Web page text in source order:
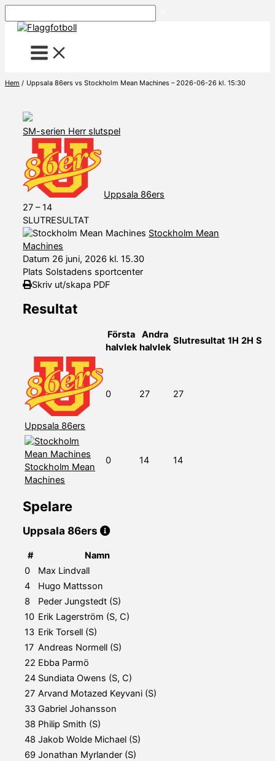
till
Hem Uppsala 86ers vs Stockholm Mean Machines – 2026-06-26 kl. 15:30
SM-serien Herr slutspel
Uppsala 86ers
27 – 14
SLUTRESULTAT
Stockholm Mean
Machines
Datum 26 juni, 2026 kl. 15.30
Plats Solstadens sportcenter
Skriv ut/skapa PDF
Resultat
Första
halvlek
Andra
halvlek
Slutresultat 1H 2H S
Uppsala 86ers
0 27 27
Stockholm Mean
Machines
0 14 14
Spelare
Uppsala 86ers
#
Namn
0
Max Lindvall
4
Hugo Mattsson
8
Peder Jungstedt (S)
10 Erik Lagerström (S, C)
13 Erik Torsell (S)
17 Andreas Normell (S)
22 Ebba Parmö
24 Sundiata Owens (S, C)
27 Arvand Motazed Keyvani (S)
33 Gabriel Johansson
38 Philip Smith (S)
48 Jakob Wolde Michael (S)
69 Jonathan Myrlander (S)